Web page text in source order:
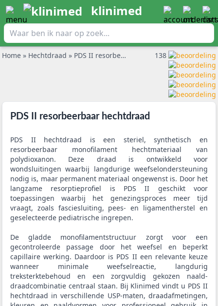
klinimed
Home » Hechtdraad » PDS II resorbeerbaar hechtdraad 138
PDS II resorbeerbaar hechtdraad
PDS II hechtdraad is een steriel, synthetisch en
resorbeerbaar monofilament hechtmateriaal van
polydioxanon. Deze draad is ontwikkeld voor
wondsluitingen waarbij langdurige weefselondersteuning
nodig is, maar permanent materiaal ongewenst is. Door het
langzame resorptieprofiel is PDS II geschikt voor
toepassingen waarbij het genezingsproces meer tijd
vraagt, zoals fasciesluiting, pees- en ligamentherstel en
geselecteerde pediatrische ingrepen.
De gladde monofilamentstructuur zorgt voor een
gecontroleerde passage door het weefsel en beperkt
capillaire werking. Daardoor is PDS II een relevante keuze
wanneer minimale weefselreactie, langdurig
treksterktebehoud en een zorgvuldig gekozen naald-
draadcombinatie centraal staan. Bij Klinimed vindt u PDS II
hechtdraad in verschillende USP-maten, draadafmetingen,